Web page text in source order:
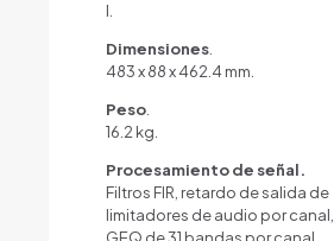
I.
Dimensiones.
483 x 88 x 462.4 mm.
Peso.
16.2 kg.
Procesamiento de señal.
Filtros FIR, retardo de salida de
limitadores de audio por canal,